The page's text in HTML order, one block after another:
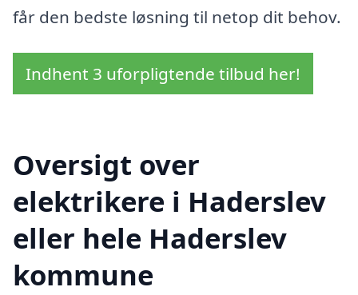
får den bedste løsning til netop dit behov.
Indhent 3 uforpligtende tilbud her!
Oversigt over
elektrikere i Haderslev
eller hele Haderslev
kommune